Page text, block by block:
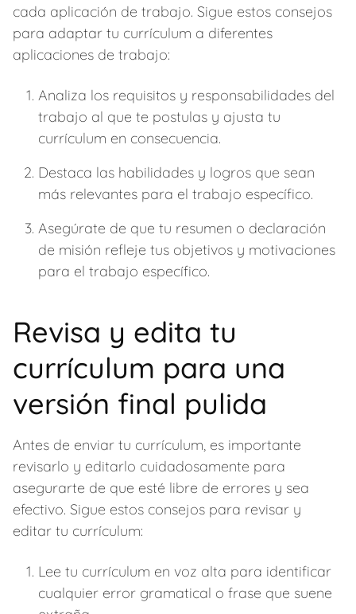
cada aplicación de trabajo. Sigue estos consejos
para adaptar tu currículum a diferentes
aplicaciones de trabajo:
Analiza los requisitos y responsabilidades del
trabajo al que te postulas y ajusta tu
currículum en consecuencia.
Destaca las habilidades y logros que sean
más relevantes para el trabajo específico.
Asegúrate de que tu resumen o declaración
de misión refleje tus objetivos y motivaciones
para el trabajo específico.
Revisa y edita tu
currículum para una
versión final pulida
Antes de enviar tu currículum, es importante
revisarlo y editarlo cuidadosamente para
asegurarte de que esté libre de errores y sea
efectivo. Sigue estos consejos para revisar y
editar tu currículum:
Lee tu currículum en voz alta para identificar
cualquier error gramatical o frase que suene